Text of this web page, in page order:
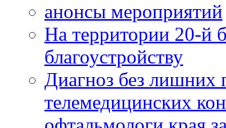
анонсы мероприятий
На территории 20-й
благоустройству
Диагноз без лишних
телемедицинских